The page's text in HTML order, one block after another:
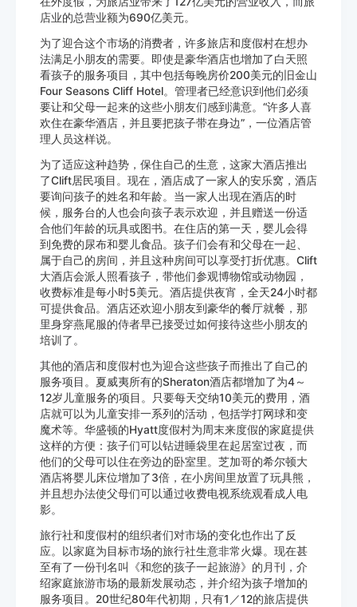
店业的总营业额为690亿美元。
为了迎合这个市场的消费者，许多旅店和度假村在想办
法满足小朋友的需要。即使是豪华酒店也增加了白天照
看孩子的服务项目，其中包括每晚房价200美元的旧金山
Four Seasons Cliff Hotel。管理者已经意识到他们必须
要让和父母一起来的这些小朋友们感到满意。“许多人喜
欢住在豪华酒店，并且要把孩子带在身边”，一位酒店管
理人员这样说。
为了适应这种趋势，保住自己的生意，这家大酒店推出
了Clift居民项目。现在，酒店成了一家人的安乐窝，酒店
要询问孩子的姓名和年龄。当一家人出现在酒店的时
候，服务台的人也会向孩子表示欢迎，并且赠送一份适
合他们年龄的玩具或图书。在住店的第一天，婴儿会得
到免费的尿布和婴儿食品。孩子们会有和父母在一起、
属于自己的房间，并且这种房间可以享受打折优惠。Clift
大酒店会派人照看孩子，带他们参观博物馆或动物园，
收费标准是每小时5美元。酒店提供夜宵，全天24小时都
可提供食品。酒店还欢迎小朋友到豪华的餐厅就餐，那
里身穿燕尾服的侍者早已接受过如何接待这些小朋友的
培训了。
其他的酒店和度假村也为迎合这些孩子而推出了自己的
服务项目。夏威夷所有的Sheraton酒店都增加了为4～
12岁儿童服务的项目。只要每天交纳10美元的费用，酒
店就可以为儿童安排一系列的活动，包括学打网球和变
魔术等。华盛顿的Hyatt度假村为周末来度假的家庭提供
这样的方便：孩子们可以钻进睡袋里在起居室过夜，而
他们的父母可以住在旁边的卧室里。芝加哥的希尔顿大
酒店将婴儿床位增加了3倍，在小房间里放置了玩具熊，
并且想办法使父母们可以通过收费电视系统观看成人电
影。
旅行社和度假村的组织者们对市场的变化也作出了反
应。以家庭为目标市场的旅行社生意非常火爆。现在甚
至有了一份刊名叫《和您的孩子一起旅游》的月刊，介
绍家庭旅游市场的最新发展动态，并介绍为孩子增加的
服务项目。20世纪80年代初期，只有1／12的旅店提供